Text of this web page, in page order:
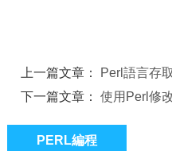
上一篇文章：
Perl語言存
下一篇文章：使用Perl修
PERL編程